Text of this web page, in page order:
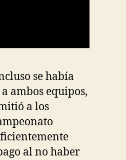
se había
ambos equipos,
a los
al no haber